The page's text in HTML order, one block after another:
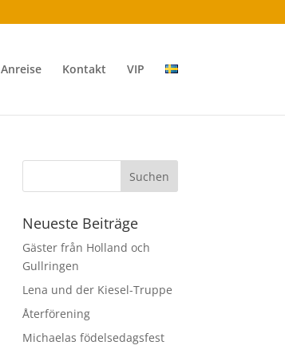
Anreise Kontakt VIP
Neueste Beiträge
Gäster från Holland och
Gullringen
Lena und der Kiesel-Truppe
Återförening
Michaelas födelsedagsfest